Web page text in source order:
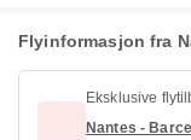
Flyinformasjon fra
Eksklusive
Nantes -